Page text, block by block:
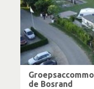
de Bosrand